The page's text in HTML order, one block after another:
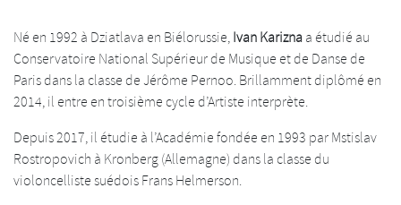
Né en 1992 à Dziatlava en Biélorussie,Ivan Kariznaa étudié au
Conservatoire National Supérieur de Musique et de Danse de
Paris dans la classe de Jérôme Pernoo. Brillamment diplômé en
2014, il entre en troisième cycle d’Artiste interprète.
Depuis 2017, il étudie à l’Académie fondée en 1993 par Mstislav
Rostropovich à Kronberg (Allemagne) dans la classe du
violoncelliste suédois Frans Helmerson.